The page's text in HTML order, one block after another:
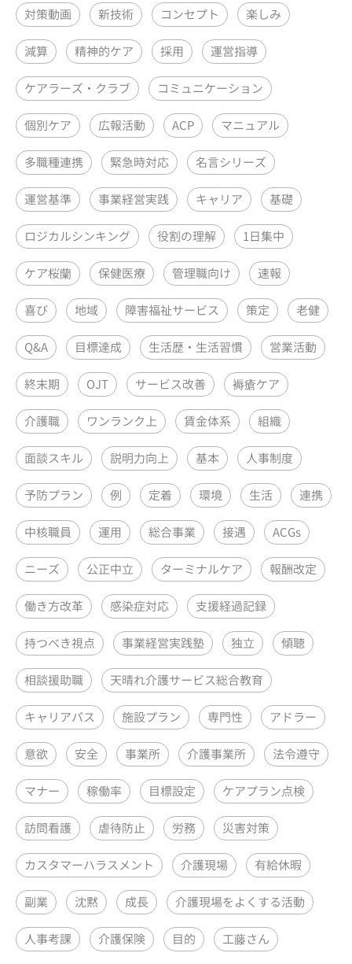
対策動画 新技術 コンセプト 楽しみ
減算 精神的ケア 採用 運営指導
ケアラーズ・クラブ コミュニケーション
個別ケア 広報活動 ACP マニュアル
多職種連携 緊急時対応 名言シリーズ
運営基準 事業経営実践 キャリア 基礎
ロジカルシンキング 役割の理解 1日集中
ケア桜蘭 保健医療 管理職向け 速報
喜び 地域 障害福祉サービス 策定 老健
Q&A 目標達成 生活歴・生活習慣 営業活動
終末期 OJT サービス改善 褥瘡ケア
介護職 ワンランク上 賃金体系 組織
面談スキル 説明力向上 基本 人事制度
予防プラン 例 定着 環境 生活 連携
中核職員 運用 総合事業 接遇 ACGs
ニーズ 公正中立 ターミナルケア 報酬改定
働き方改革 感染症対応 支援経過記録
持つべき視点 事業経営実践塾 独立 傾聴
相談援助職 天晴れ介護サービス総合教育
キャリアパス 施設プラン 専門性 アドラー
意欲 安全 事業所 介護事業所 法令遵守
マナー 稼働率 目標設定 ケアプラン点検
訪問看護 虐待防止 労務 災害対策
カスタマーハラスメント 介護現場 有給休暇
副業 沈黙 成長 介護現場をよくする活動
人事考課 介護保険 目的 工藤さん